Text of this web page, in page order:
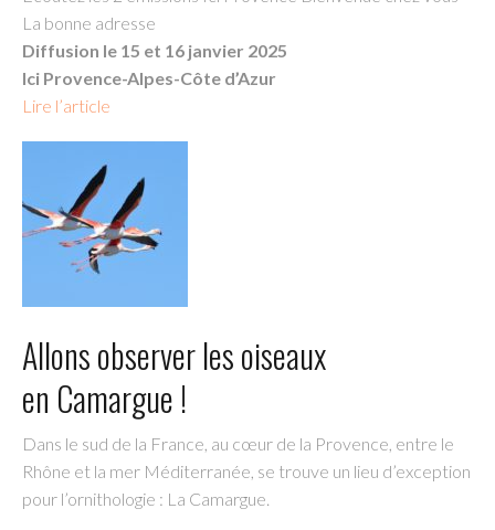
La bonne adresse
Diffusion le 15 et 16 janvier 2025
Ici Provence-Alpes-Côte d’Azur
Lire l’article
Allons observer les oiseaux
en Camargue !
Dans le sud de la France, au cœur de la Provence, entre le
Rhône et la mer Méditerranée, se trouve un lieu d’exception
pour l’ornithologie : La Camargue.